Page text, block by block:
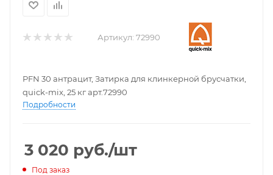
Артикул: 72990
PFN 30 антрацит, Затирка для клинкерной брусчатки,
quick-mix, 25 кг арт.72990
Подробности
3 020 руб./шт
Под заказ